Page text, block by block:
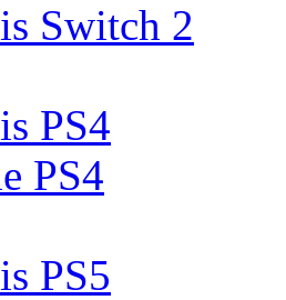
Switch 2
PS4
PS4
PS5